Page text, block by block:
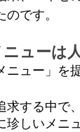
です。
ューは
ニュー」を
求する中で
珍しいメニ